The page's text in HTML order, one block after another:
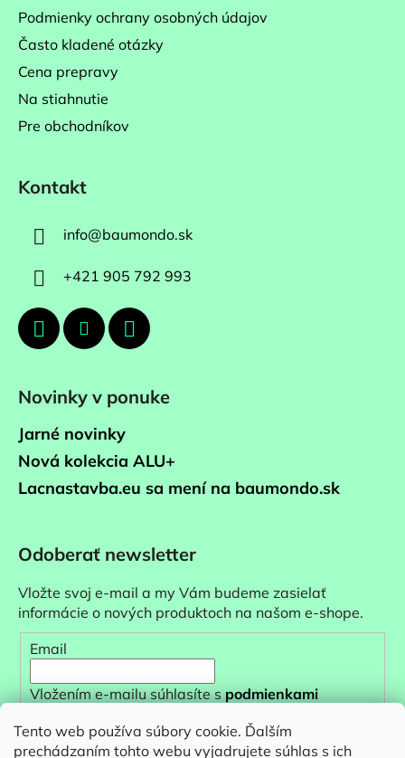
Tento web používa súbory cookie. Ďalším
prechádzaním tohto webu vyjadrujete súhlas s ich
Podmienky ochrany osobných údajov
Často kladené otázky
Cena prepravy
Na stiahnutie
Pre obchodníkov
Kontakt
info@baumondo.sk
+421 905 792 993
Novinky v ponuke
Jarné novinky
Nová kolekcia ALU+
Lacnastavba.eu sa mení na baumondo.sk
Odoberať newsletter
Vložte svoj e-mail a my Vám budeme zasielať
informácie o nových produktoch na našom e-shope.
Email
Vložením e-mailu súhlasíte spodmienkami